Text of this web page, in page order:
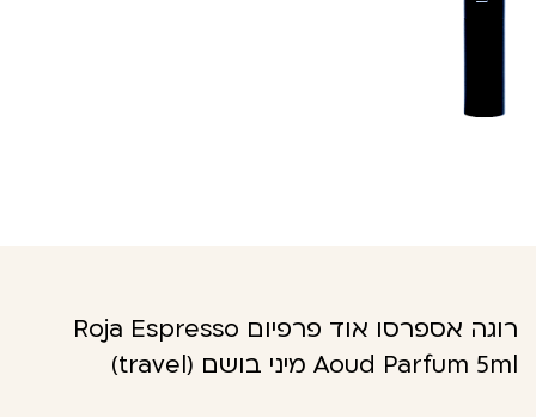
רוגה אספרסו אוד פרפיום Roja Espresso
Aoud Parfum 5ml מיני בושם (travel)